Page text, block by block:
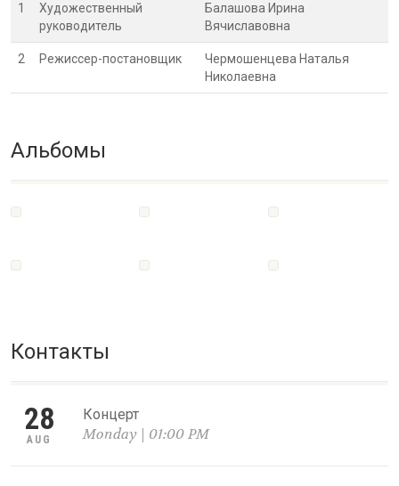
1
Художественный
руководитель
Балашова Ирина
Вячиславовна
2 Режиссер-постановщик
Чермошенцева Наталья
Николаевна
Альбомы
Контакты
28
AUG
Концерт
Monday | 01:00 PM